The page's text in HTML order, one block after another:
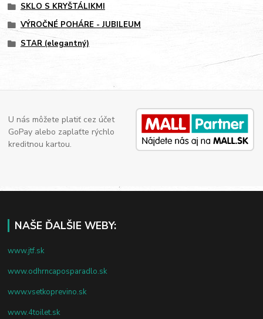
SKLO S KRYŠTÁLIKMI
VÝROČNÉ POHÁRE - JUBILEUM
STAR (elegantný)
U nás môžete platiť cez účet
GoPay alebo zaplaťte rýchlo
kreditnou kartou.
NAŠE ĎALŠIE WEBY:
www.jtf.sk
www.odhrncaposparadlo.sk
www.vsetkoprevino.sk
www.4toilet.sk